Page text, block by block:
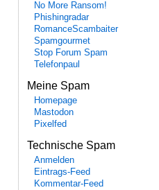
No More Ransom!
Phishingradar
RomanceScambaiter
Spamgourmet
Stop Forum Spam
Telefonpaul
Meine Spam
Homepage
Mastodon
Pixelfed
Technische Spam
Anmelden
Eintrags-Feed
Kommentar-Feed